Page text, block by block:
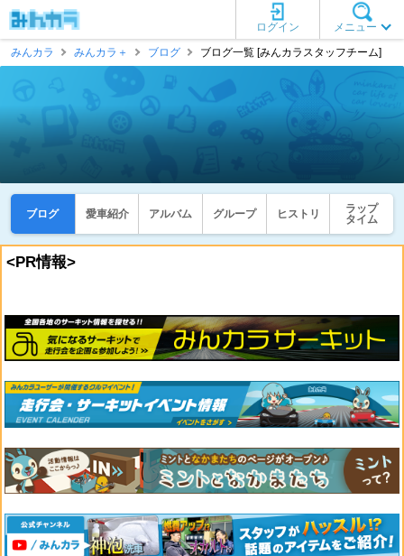
メニュー
ログイン
みんカラ
みんカラ＋ ブログ ブログ一覧 [みんカラスタッフチーム]
ブログ 愛車紹介 アルバム グループ ヒストリ
ラップ
タイム
<PR情報>